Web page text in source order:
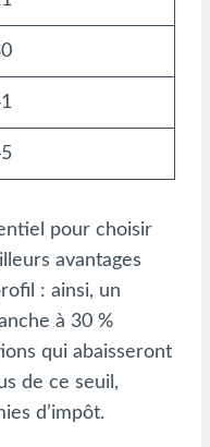
pour choisir
avantages
: ainsi, un
à 30 %
qui abaisseront
de ce seuil,
d’impôt.